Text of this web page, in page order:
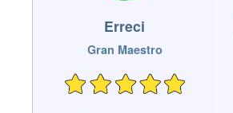
Erreci
Gran Maestro